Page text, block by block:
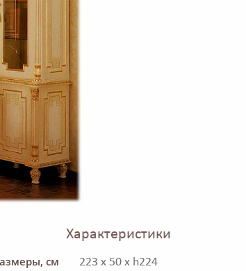
Характеристики
см 223 x 50 x h224